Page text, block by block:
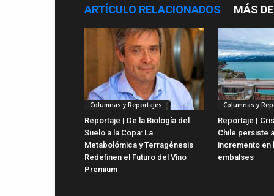
ARTÍCULO RELACIONADOS MÁS
Columnas y Reportajes
Reportaje | De la Biología del
Suelo a la Copa: La
Metabolómica y Terragénesis
Redefinen el Futuro del Vino
Premium
Columnas y
Reportaje |
Chile persiste
incremento en
embalses